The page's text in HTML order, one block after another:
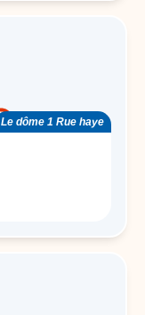
Le dôme 1 Rue haye